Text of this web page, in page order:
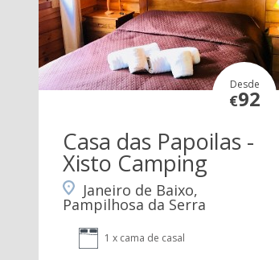
Desde
€92
Casa das Papoilas -
Xisto Camping
Janeiro de Baixo,
Pampilhosa da Serra
1 x cama de casal